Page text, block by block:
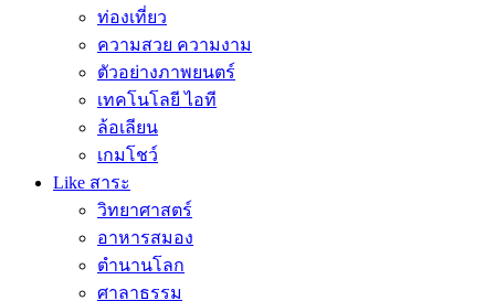
ท่องเที่ยว
ความสวย ความงาม
ตัวอย่างภาพยนตร์
เทคโนโลยี ไอที
ล้อเลียน
เกมโชว์
Like สาระ
วิทยาศาสตร์
อาหารสมอง
ตำนานโลก
ศาลาธรรม